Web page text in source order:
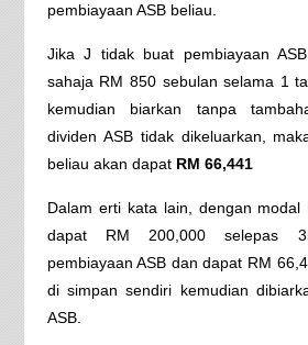
pembiayaan ASB beliau.
Jika J tidak buat pembiayaan
sahaja RM 850 sebulan selama 1
kemudian biarkan tanpa
dividen ASB tidak dikeluarkan,
beliau akan dapat RM 66,441
Dalam erti kata lain, dengan
dapat RM 200,000 selepas
pembiayaan ASB dan dapat RM
di simpan sendiri kemudian
ASB.